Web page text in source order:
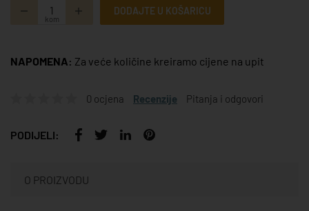
kom
DODAJTE U KOŠARICU
NAPOMENA: Za veće količine kreiramo cijene na upit
0 ocjena Recenzije Pitanja i odgovori
PODIJELI:
O PROIZVODU